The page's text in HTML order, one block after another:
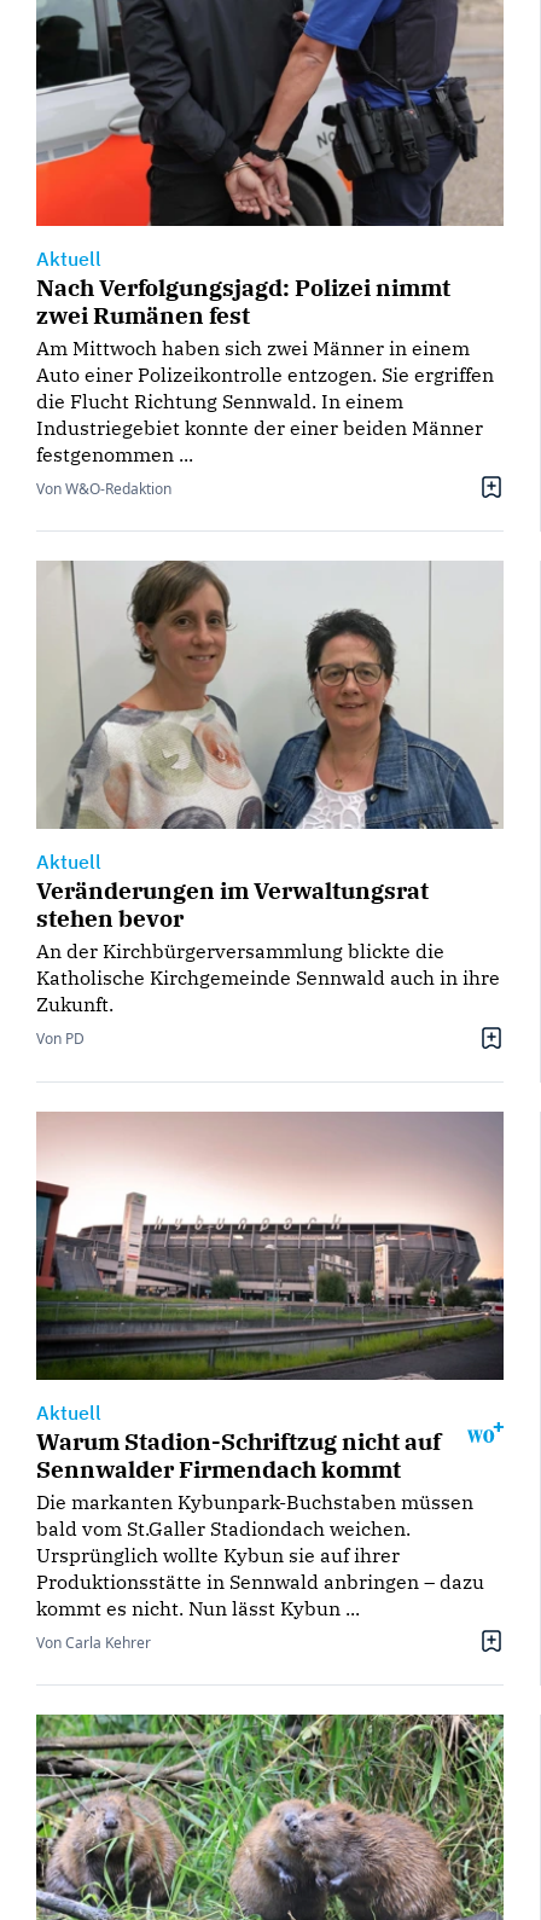
Aktuell
Nach Verfolgungsjagd: Polizei nimmt
zwei Rumänen fest
Am Mittwoch haben sich zwei Männer in einem
Auto einer Polizeikontrolle entzogen. Sie ergriffen
die Flucht Richtung Sennwald. In einem
Industriegebiet konnte der einer beiden Männer
festgenommen ...
Von W&O-Redaktion
Aktuell
Veränderungen im Verwaltungsrat
stehen bevor
An der Kirchbürgerversammlung blickte die
Katholische Kirchgemeinde Sennwald auch in ihre
Zukunft.
Von PD
Aktuell
Warum Stadion-Schriftzug nicht auf
Sennwalder Firmendach kommt
Die markanten Kybunpark-Buchstaben müssen
bald vom St.Galler Stadiondach weichen.
Ursprünglich wollte Kybun sie auf ihrer
Produktionsstätte in Sennwald anbringen – dazu
kommt es nicht. Nun lässt Kybun ...
Von Carla Kehrer